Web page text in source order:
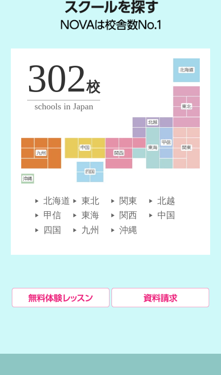
北海道 東北 関東
北越
甲信
東海 関西
中国
四国
九州 沖縄
302校
schools in Japan